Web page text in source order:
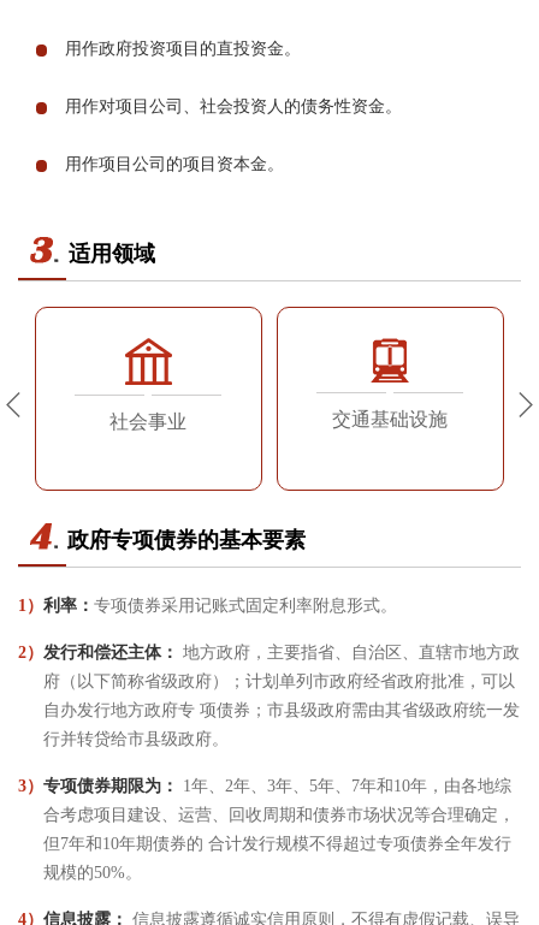
用作政府投资项目的直投资金。
用作对项目公司、社会投资人的债务性资金。
用作项目公司的项目资本金。
适用领域
社会事业 交通基础设施
政府专项债券的基本要素
1） 利率： 专项债券采用记账式固定利率附息形式。
2） 发行和偿还主体： 地方政府，主要指省、自治区、直辖市地方政
府（以下简称省级政府）；计划单列市政府经省政府批准，可以
自办发行地方政府专 项债券；市县级政府需由其省级政府统一发
行并转贷给市县级政府。
3） 专项债券期限为：
1年、2年、3年、5年、7年和10年，由各地综
合考虑项目建设、运营、回收周期和债券市场状况等合理确定，
但7年和10年期债券的 合计发行规模不得超过专项债券全年发行
规模的50%。
4） 信息披露： 信息披露遵循诚实信用原则，不得有虚假记载、误导